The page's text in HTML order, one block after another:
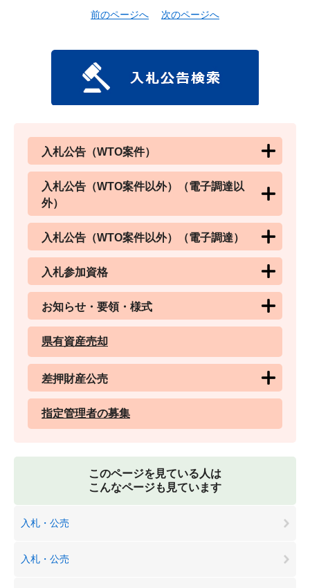
前のページへ 次のページへ
入札公告（WTO案件）
入札公告（WTO案件以外）（電子調達以
外）
入札公告（WTO案件以外）（電子調達）
入札参加資格
お知らせ・要領・様式
県有資産売却
差押財産公売
指定管理者の募集
このページを見ている人は
こんなページも見ています
入札・公売
入札・公売